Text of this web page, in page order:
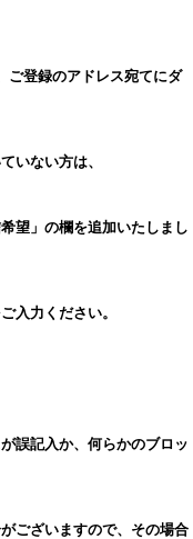
登録のアドレス宛てにダ
いない方は、
望」の欄を追加いたしまし
入力ください。
誤記入か、何らかのブロッ
ございますので、その場合